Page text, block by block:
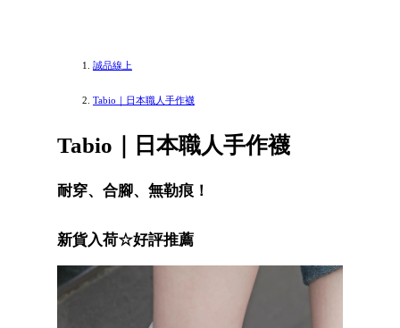
誠品線上
Tabio｜日本職人手作襪
Tabio｜日本職人手作襪
耐穿、合腳、無勒痕！
新貨入荷☆好評推薦